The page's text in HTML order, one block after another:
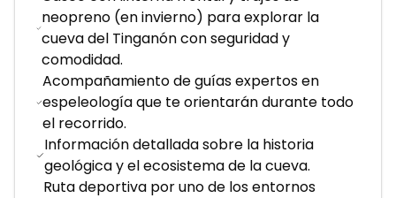
neopreno (en invierno) para explorar la
cueva del Tinganón con seguridad y
comodidad.
Acompañamiento de guías expertos en
espeleología que te orientarán durante todo
el recorrido.
Información detallada sobre la historia
geológica y el ecosistema de la cueva.
Ruta deportiva por uno de los entornos